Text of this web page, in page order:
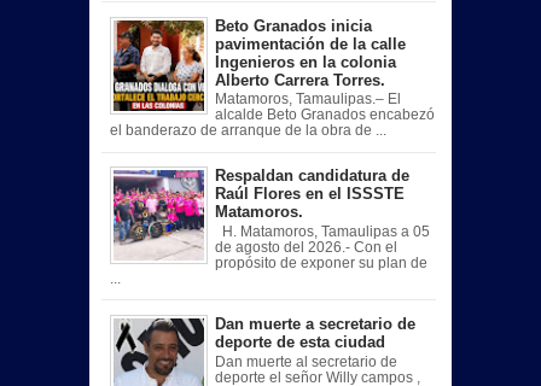
Beto Granados inicia
pavimentación de la calle
Ingenieros en la colonia
Alberto Carrera Torres.
Matamoros, Tamaulipas.– El
alcalde Beto Granados encabezó
el banderazo de arranque de la obra de ...
Respaldan candidatura de
Raúl Flores en el ISSSTE
Matamoros.
H. Matamoros, Tamaulipas a 05
de agosto del 2026.- Con el
propósito de exponer su plan de
Dan muerte a secretario de
deporte de esta ciudad
Dan muerte al secretario de
deporte el señor Willy campos ,